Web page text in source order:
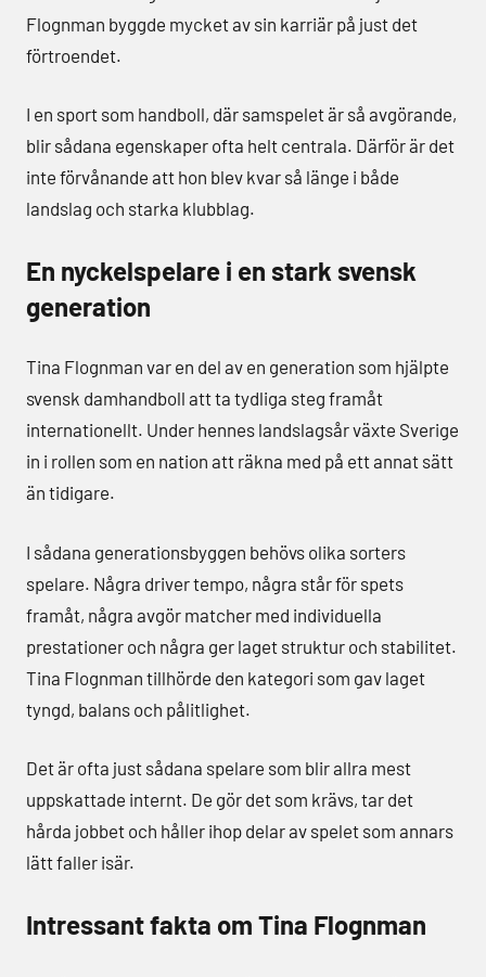
Flognman byggde mycket av sin karriär på just det
förtroendet.
I en sport som handboll, där samspelet är så avgörande,
blir sådana egenskaper ofta helt centrala. Därför är det
inte förvånande att hon blev kvar så länge i både
landslag och starka klubblag.
En nyckelspelare i en stark svensk
generation
Tina Flognman var en del av en generation som hjälpte
svensk damhandboll att ta tydliga steg framåt
internationellt. Under hennes landslagsår växte Sverige
in i rollen som en nation att räkna med på ett annat sätt
än tidigare.
I sådana generationsbyggen behövs olika sorters
spelare. Några driver tempo, några står för spets
framåt, några avgör matcher med individuella
prestationer och några ger laget struktur och stabilitet.
Tina Flognman tillhörde den kategori som gav laget
tyngd, balans och pålitlighet.
Det är ofta just sådana spelare som blir allra mest
uppskattade internt. De gör det som krävs, tar det
hårda jobbet och håller ihop delar av spelet som annars
lätt faller isär.
Intressant fakta om Tina Flognman